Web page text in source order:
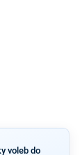
voleb do